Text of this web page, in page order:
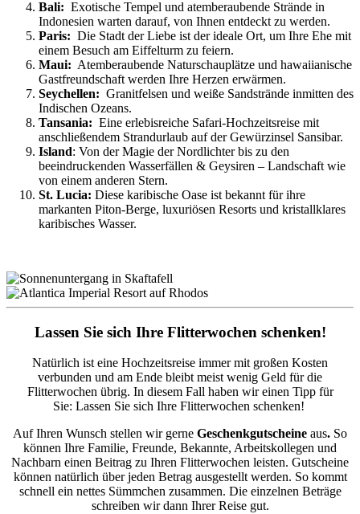
Bali: Exotische Tempel und atemberaubende Strände in
Indonesien warten darauf, von Ihnen entdeckt zu werden.
Paris: Die Stadt der Liebe ist der ideale Ort, um Ihre Ehe mit
einem Besuch am Eiffelturm zu feiern.
Maui: Atemberaubende Naturschauplätze und hawaiianische
Gastfreundschaft werden Ihre Herzen erwärmen.
Seychellen: Granitfelsen und weiße Sandstrände inmitten des
Indischen Ozeans.
Tansania: Eine erlebisreiche Safari-Hochzeitsreise mit
anschließendem Strandurlaub auf der Gewürzinsel Sansibar.
Island: Von der Magie der Nordlichter bis zu den
beeindruckenden Wasserfällen & Geysiren – Landschaft wie
von einem anderen Stern.
St. Lucia: Diese karibische Oase ist bekannt für ihre
markanten Piton-Berge, luxuriösen Resorts und kristallklares
karibisches Wasser.
Lassen Sie sich Ihre Flitterwochen schenken!
Natürlich ist eine Hochzeitsreise immer mit großen Kosten
verbunden und am Ende bleibt meist wenig Geld für die
Flitterwochen übrig. In diesem Fall haben wir einen Tipp für
Sie: Lassen Sie sich Ihre Flitterwochen schenken!
Auf Ihren Wunsch stellen wir gerne Geschenkgutscheine aus. So
können Ihre Familie, Freunde, Bekannte, Arbeitskollegen und
Nachbarn einen Beitrag zu Ihren Flitterwochen leisten. Gutscheine
können natürlich über jeden Betrag ausgestellt werden. So kommt
schnell ein nettes Sümmchen zusammen. Die einzelnen Beträge
schreiben wir dann Ihrer Reise gut.